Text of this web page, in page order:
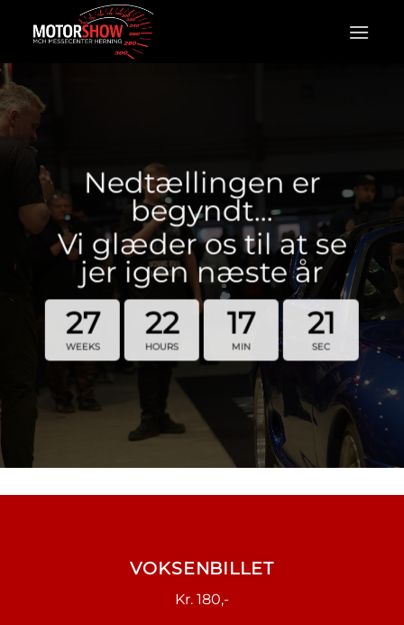
Nedtællingen er
begyndt…
Vi glæder os til at se
jer igen næste år
27
WEEKS
22
HOURS
17
MIN
20
SEC
VOKSENBILLET
Kr. 180,-